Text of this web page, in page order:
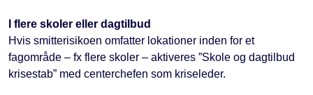
I flere skoler eller dagtilbud
Hvis smitterisikoen omfatter lokationer inden for et
fagområde – fx flere skoler – aktiveres ”Skole og dagtilbud
krisestab” med centerchefen som kriseleder.